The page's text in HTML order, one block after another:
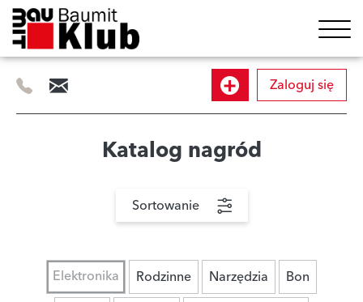
505
844
info@baumitklub.pl
Dołącz
programu
Zaloguj się
Katalog nagród
Sortowanie
Elektronika Rodzinne Narzędzia
Bon